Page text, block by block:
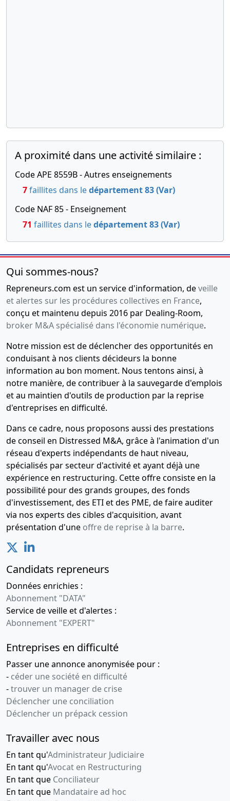
A proximité dans une activité similaire :
Code APE 8559B - Autres enseignements
7faillites dans ledépartement 83 (Var)
Code NAF 85 - Enseignement
71 faillites dans ledépartement 83 (Var)
Qui sommes-nous?
Repreneurs.com est un service d'information, deveille
et alertes sur les procédures collectives en France,
conçu et maintenu depuis 2016 par Dealing-Room,
broker M&A spécialisé dans l'économie numérique.
Notre mission est de déclencher des opportunités en
conduisant à nos clients décideurs la bonne
information au bon moment. Nous tentons ainsi, à
notre manière, de contribuer à la sauvegarde d'emplois
et au maintien d'outils de production par la reprise
d'entreprises en difficulté.
Dans ce cadre, nous proposons aussi des prestations
de conseil en Distressed M&A, grâce à l'animation d'un
réseau d'experts indépendants de haut niveau,
spécialisés par secteur d'activité et ayant déjà une
expérience en restructuring. Cette offre consiste en la
possibilité pour des grands groupes, des fonds
d'investissement, des ETI et des PME, de faire auditer
via nos experts des cibles d'acquisition, avant
présentation d'une offre de reprise à la barre.
Candidats repreneurs
Données enrichies :
Abonnement "DATA"
Service de veille et d'alertes :
Abonnement "EXPERT"
Entreprises en difficulté
Passer une annonce anonymisée pour :
- céder une société en difficulté
-trouver un manager de crise
Déclencher une conciliation
Déclencher un prépack cession
Travailler avec nous
En tant qu'Administrateur Judiciaire
En tant qu'Avocat en Restructuring
En tant que Conciliateur
En tant que Mandataire ad hoc